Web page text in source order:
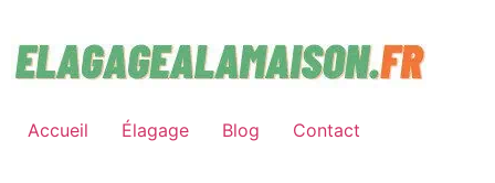
contenu
Accueil Élagage Blog Contact